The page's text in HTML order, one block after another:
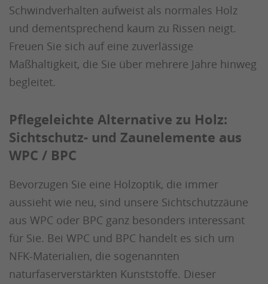
Schwindverhalten aufweist als normales Holz
und dementsprechend kaum zu Rissen neigt.
Freuen Sie sich auf eine zuverlässige
Maßhaltigkeit, die Sie über mehrere Jahre hinweg
begleitet.
Pflegeleichte Alternative zu Holz:
Sichtschutz- und Zaunelemente aus
WPC / BPC
Bevorzugen Sie eine Holzoptik, die immer
aussieht wie neu, sind unsere Sichtschutzzäune
aus WPC oder BPC ganz besonders interessant
für Sie. Bei WPC und BPC handelt es sich um
NFK-Materialien, die sogenannten
naturfaserverstärkten Kunststoffe. Dieser